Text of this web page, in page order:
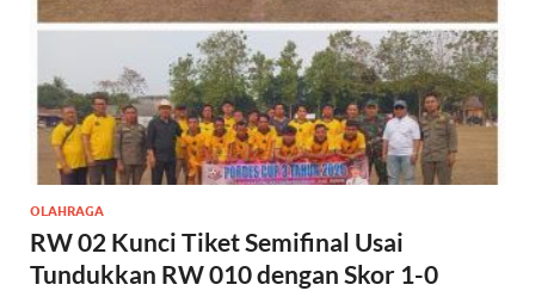
OLAHRAGA
RW 02 Kunci Tiket Semifinal Usai
Tundukkan RW 010 dengan Skor 1-0